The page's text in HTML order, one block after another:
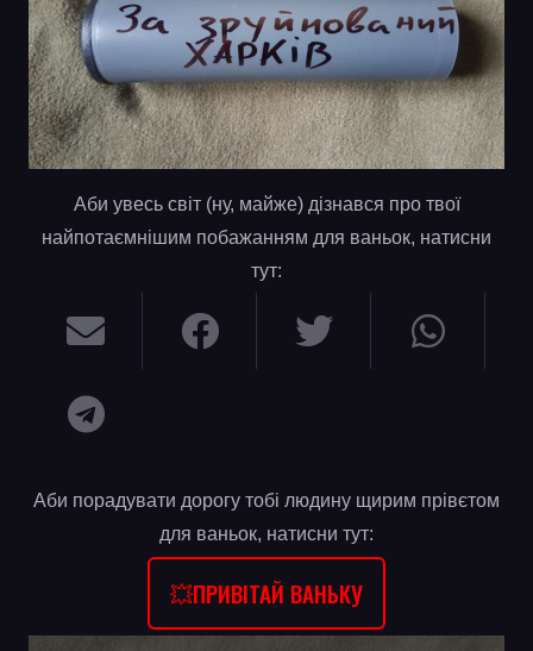
Аби увесь світ (ну, майже) дізнався про твої
найпотаємнішим побажанням для ваньок, натисни
тут:
Аби порадувати дорогу тобі людину щирим прівєтом
для ваньок, натисни тут:
💥ПРИВІТАЙ ВАНЬКУ